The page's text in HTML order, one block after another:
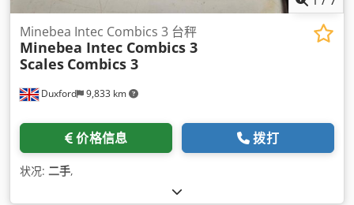
Duxford 9,833 km
Minebea Intec Combics 3 台秤
Minebea Intec Combics 3
Scales Combics 3
价格信息 拨打
状况: 二手,